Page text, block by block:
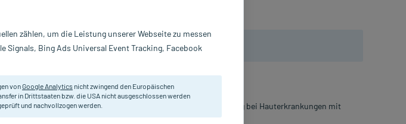
ab 19€ Mindestbestellwert!
Almirall Hermal
Zur Fettung und Juckreizstillung als unterstützende Behandlung bei Hauterkrankungen mit
trockener und/oder juckender Haut.
zählen, um die Leistung unserer Webseite zu messen
Signals, Bing Ads Universal Event Tracking, Facebook
vonGoogle Analytics nicht zwingend den Europäischen
in Drittstaaten bzw. die USA nicht ausgeschlossen werden
und nachvollzogen werden.